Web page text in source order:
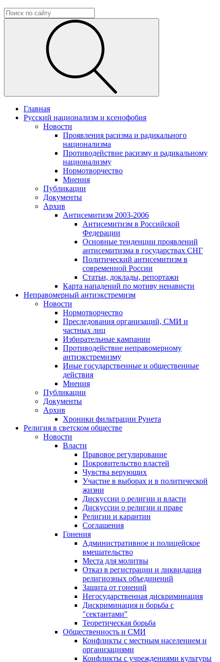
Главная
Русский национализм и ксенофобия
Новости
Проявления расизма и радикального
национализма
Противодействие расизму и радикальному
национализму
Нормотворчество
Мнения
Публикации
Документы
Архив
Антисемитизм 2003-2006
Антисемитизм в Российской
Федерации
Основные тенденции проявлений
антисемитизма в государствах СНГ
Политический антисемитизм в
современной России
Статьи, доклады, репортажи
Карта нападений по мотиву ненависти
Неправомерный антиэкстремизм
Новости
Нормотворчество
Преследования организаций, СМИ и
частных лиц
Избирательные кампании
Противодействие неправомерному
антиэкстремизму
Иные государственные и общественные
действия
Мнения
Публикации
Документы
Архив
Хроники фильтрации Рунета
Религия в светском обществе
Новости
Власти
Правовое регулирование
Покровительство властей
Чувства верующих
Участие в выборах и в политической
жизни
Дискуссии о религии и власти
Дискуссии о религии и праве
Религии и карантин
Соглашения
Гонения
Административное и полицейское
вмешательство
Места для молитвы
Отказ в регистрации и ликвидация
религиозных объединений
Защита от гонений
Негосударственная дискриминация
Дискриминация и борьба с
"сектантами"
Теоретическая борьба
Общественность и СМИ
Конфликты с местным населением и
организациями
Конфликты с учреждениями культуры